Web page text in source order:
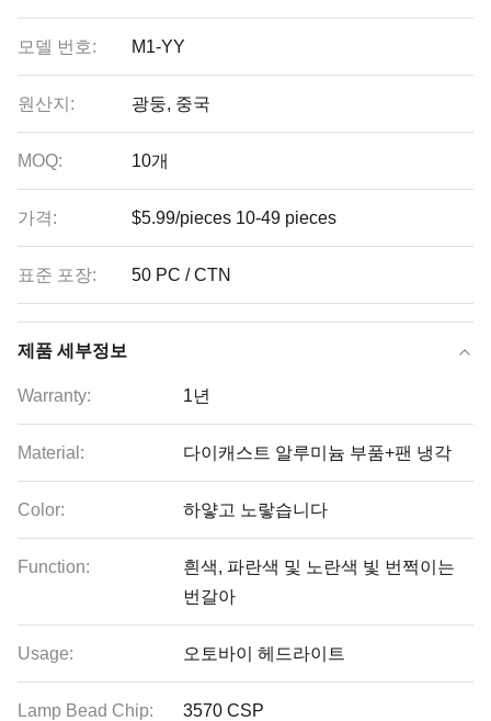
모델 번호: M1-YY
원산지: 광둥, 중국
MOQ: 10개
가격: $5.99/pieces 10-49 pieces
표준 포장: 50 PC / CTN
제품 세부정보
Warranty: 1년
Material: 다이캐스트 알루미늄 부품+팬 냉각
Color: 하얗고 노랗습니다
Function:
흰색, 파란색 및 노란색 빛 번쩍이는
번갈아
Usage: 오토바이 헤드라이트
Lamp Bead Chip: 3570 CSP